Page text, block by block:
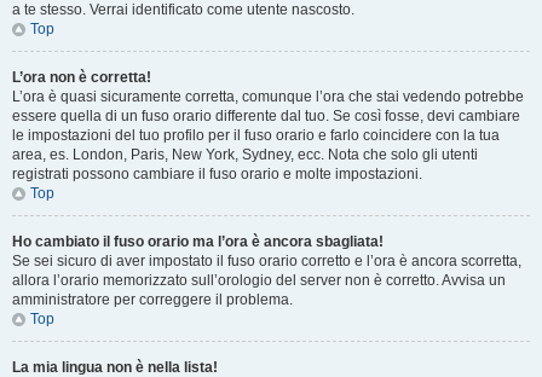
a te stesso. Verrai identificato come utente nascosto.
Top
L’ora non è corretta!
L’ora è quasi sicuramente corretta, comunque l’ora che stai vedendo potrebbe
essere quella di un fuso orario differente dal tuo. Se così fosse, devi cambiare
le impostazioni del tuo profilo per il fuso orario e farlo coincidere con la tua
area, es. London, Paris, New York, Sydney, ecc. Nota che solo gli utenti
registrati possono cambiare il fuso orario e molte impostazioni.
Top
Ho cambiato il fuso orario ma l’ora è ancora sbagliata!
Se sei sicuro di aver impostato il fuso orario corretto e l’ora è ancora scorretta,
allora l’orario memorizzato sull’orologio del server non è corretto. Avvisa un
amministratore per correggere il problema.
Top
La mia lingua non è nella lista!